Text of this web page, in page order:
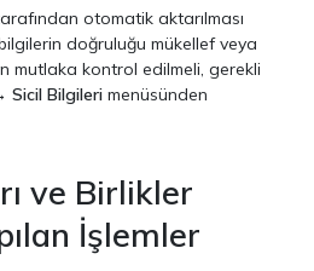
otomatik aktarılması
doğruluğu mükellef veya
mutlaka kontrol edilmeli, gerekli
Sicil Bilgileri menüsünden
ve Birlikler
İşlemler